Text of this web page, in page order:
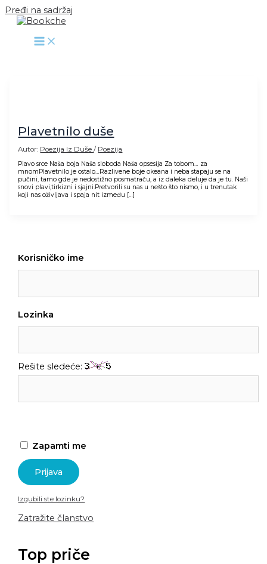
Pređi na sadržaj
Plavetnilo duše
Autor: Poezija Iz Duše/ Poezija
Plavo srce Naša boja Naša sloboda Naša opsesija Za tobom… za
mnomPlavetnilo je ostalo…Razlivene boje okeana i neba stapaju se na
pučini, tamo gde je nedostižno posmatraču, a iz daleka deluje da je tu. Naši
snovi plavi,tirkizni i sjajni.Pretvorili su nas u nešto što nismo, i u trenutak
koji nas oživljava i spaja nit između […]
Korisničko ime
Lozinka
Rešite sledeće:
Zapamti me
Izgubili ste lozinku?
Zatražite članstvo
Top priče